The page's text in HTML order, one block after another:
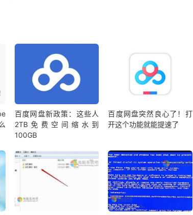
百度网盘新政策：这些人
2TB免费空间缩水到
100GB
百度网盘突然良心了！打
开这个功能就能提速了